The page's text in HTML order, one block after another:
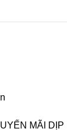
MÃI DỊP